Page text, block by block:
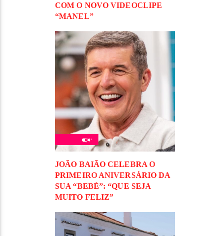
COM O NOVO VIDEOCLIPE
“MANEL”
JOÃO BAIÃO CELEBRA O
PRIMEIRO ANIVERSÁRIO DA
SUA “BEBÉ”: “QUE SEJA
MUITO FELIZ”